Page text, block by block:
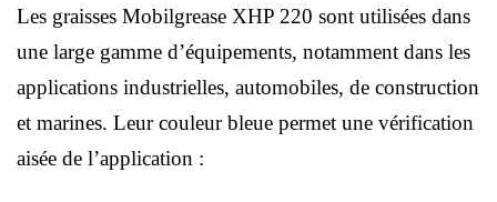
Les graisses Mobilgrease XHP 220 sont utilisées dans
une large gamme d’équipements, notamment dans les
applications industrielles, automobiles, de construction
et marines. Leur couleur bleue permet une vérification
aisée de l’application :